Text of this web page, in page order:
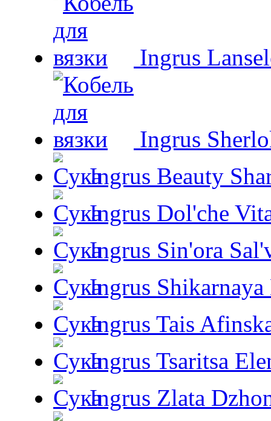
Ingrus
Ingrus
Ingrus Beauty
Ingrus Dol'che
Ingrus Sin'ora
Ingrus Shikarnaya
Ingrus Tais
Ingrus Tsaritsa
Ingrus Zlata